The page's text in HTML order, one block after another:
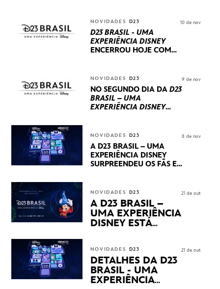
NOVIDADES D23
D23 BRASIL - UMA
EXPERIÊNCIA DISNEY
ENCERROU HOJE COM
INTERNACIONAIS E
PRODUÇÕES BRASILEIRAS
10 de nov
NOVIDADES D23
NO SEGUNDO DIA DA D23
BRASIL – UMA
EXPERIÊNCIA DISNEY
STUDIOS REVELARAM
PRÉVIAS E NOVIDADES
DOS SEUS PRÓXIMOS
LANÇAMENTOS
9 de nov
NOVIDADES D23
A D23 BRASIL – UMA
EXPERIÊNCIA DISNEY
SURPREENDEU OS FÃS EM
APRESENTAÇÕES E
PRODUTOS EXCLUSIVOS
NO TRANSAMÉRICA EXPO
CENTER EM SÃO PAULO
8 de nov
NOVIDADES D23
A D23 BRASIL –
UMA EXPERIÊNCIA
DISNEY ESTÁ
21 de out
NOVIDADES D23
DETALHES DA D23
BRASIL - UMA
EXPERIÊNCIA
21 de out